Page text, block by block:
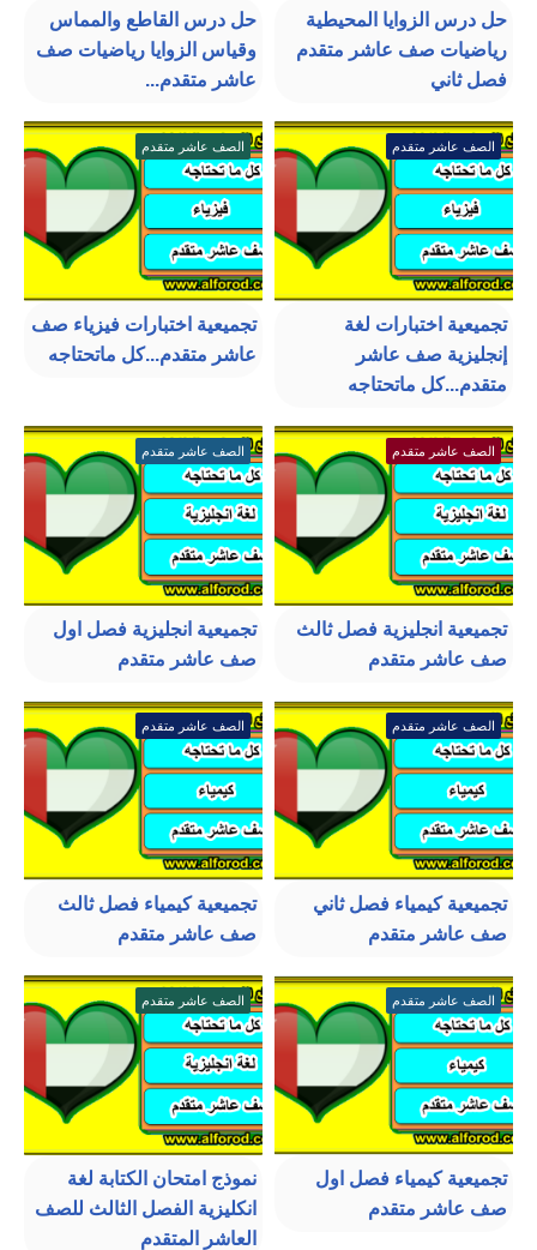
حل درس الزوايا المحيطية
رياضيات صف عاشر متقدم
فصل ثاني
حل درس القاطع والمماس
وقياس الزوايا رياضيات صف
عاشر متقدم...
الصف عاشر متقدم
تجميعية اختبارات لغة
إنجليزية صف عاشر
متقدم...كل ماتحتاجه
الصف عاشر متقدم
تجميعية اختبارات فيزياء صف
عاشر متقدم...كل ماتحتاجه
الصف عاشر متقدم
تجميعية انجليزية فصل ثالث
صف عاشر متقدم
الصف عاشر متقدم
تجميعية انجليزية فصل اول
صف عاشر متقدم
الصف عاشر متقدم
تجميعية كيمياء فصل ثاني
صف عاشر متقدم
الصف عاشر متقدم
تجميعية كيمياء فصل ثالث
صف عاشر متقدم
الصف عاشر متقدم
تجميعية كيمياء فصل اول
صف عاشر متقدم
الصف عاشر متقدم
نموذج امتحان الكتابة لغة
انكليزية الفصل الثالث للصف
العاشر المتقدم